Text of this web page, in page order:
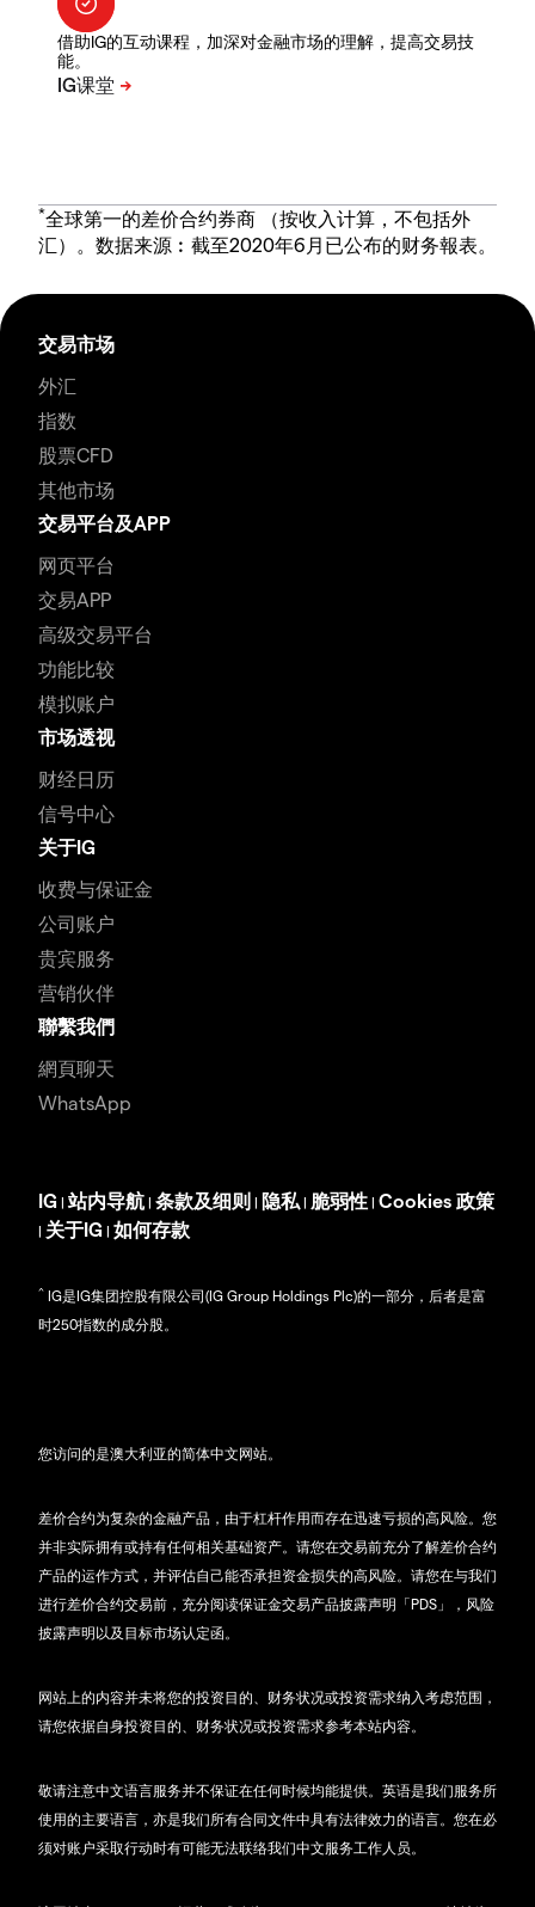
借助IG的互动课程，加深对金融市场的理解，提高交易技
能。
*全球第一的差价合约券商 （按收入计算，不包括外
汇）。数据来源︰截至2020年6月已公布的财务報表。
交易市场
外汇
指数
股票CFD
其他市场
交易平台及APP
网页平台
交易APP
高级交易平台
功能比较
模拟账户
市场透视
财经日历
信号中心
关于IG
收费与保证金
公司账户
贵宾服务
营销伙伴
聯繫我們
網頁聊天
WhatsApp
IG |站内导航 | 条款及细则 | 隐私 | 脆弱性 | Cookies 政策
| 关于IG | 如何存款
^ IG是IG集团控股有限公司(IG Group Holdings Plc)的一部分，后者是富
时250指数的成分股。
您访问的是澳大利亚的简体中文网站。
差价合约为复杂的金融产品，由于杠杆作用而存在迅速亏损的高风险。您
并非实际拥有或持有任何相关基础资产。请您在交易前充分了解差价合约
产品的运作方式，并评估自己能否承担资金损失的高风险。请您在与我们
进行差价合约交易前，充分阅读保证金交易产品披露声明「PDS」，风险
披露声明以及目标市场认定函。
网站上的内容并未将您的投资目的、财务状况或投资需求纳入考虑范围，
请您依据自身投资目的、财务状况或投资需求参考本站内容。
敬请注意中文语言服务并不保证在任何时候均能提供。英语是我们服务所
使用的主要语言，亦是我们所有合同文件中具有法律效力的语言。您在必
须对账户采取行动时有可能无法联络我们中文服务工作人员。